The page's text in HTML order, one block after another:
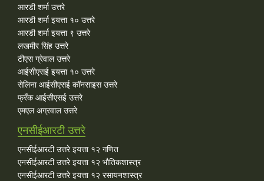
आरडी शर्मा उत्तरे
आरडी शर्मा इयत्ता १० उत्तरे
आरडी शर्मा इयत्ता ९ उत्तरे
लखमीर सिंह उत्तरे
टीएस ग्रेवाल उत्तरे
आईसीएसई इयत्ता १० उत्तरे
सेलिना आईसीएसई कॉनसाइस उत्तरे
फ्रँक आईसीएसई उत्तरे
एमएल अग्रवाल उत्तरे
एनसीईआरटी उत्तरे
एनसीईआरटी उत्तरे इयत्ता १२ गणित
एनसीईआरटी उत्तरे इयत्ता १२ भौतिकशास्त्र
एनसीईआरटी उत्तरे इयत्ता १२ रसायनशास्त्र